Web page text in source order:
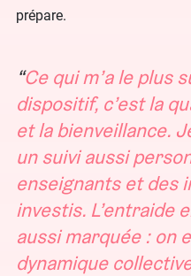
prépare.
Ce qui m’a le plus
dispositif, c’est la
et la bienveillance.
un suivi aussi
enseignants et des
investis. L’entraide
aussi marquée : on
dynamique